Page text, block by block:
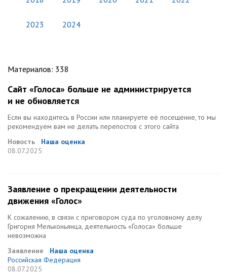
2023 2024
Материалов: 338
Сайт «Голоса» больше не администрируется
и не обновляется
Если вы находитесь в России или планируете её посещение, то мы
рекомендуем вам не делать перепостов с этого сайта
Новость
Наша оценка
08.07.2025
Заявление о прекращении деятельности
движения «Голос»
К сожалению, в связи с приговором суда по уголовному делу
Григория Мельконьянца, деятельность «Голоса» больше
невозможна
Заявление
Наша оценка
Российская Федерация
08.07.2025